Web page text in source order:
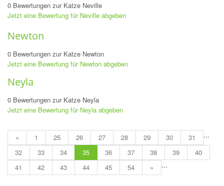
0 Bewertungen zur Katze Neville
Jetzt eine Bewertung für Neville abgeben
Newton
0 Bewertungen zur Katze Newton
Jetzt eine Bewertung für Newton abgeben
Neyla
0 Bewertungen zur Katze Neyla
Jetzt eine Bewertung für Neyla abgeben
« 1 ...
25 26 27 28 29 30
31
32
33 34 35 36 37 38 39
40
41
42 43 44 45 ...
54 »